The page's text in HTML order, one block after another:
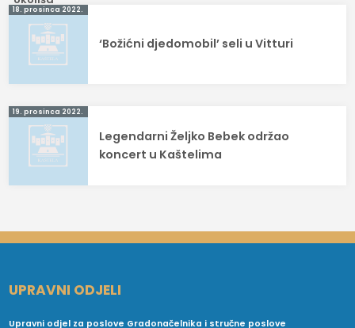
Navigacija
objava
18. prosinca 2022.
‘Božićni djedomobil’ seli u Vitturi
19. prosinca 2022.
Legendarni Željko Bebek održao
koncert u Kaštelima
UPRAVNI ODJELI
Upravni odjel za poslove Gradonačelnika i stručne poslove